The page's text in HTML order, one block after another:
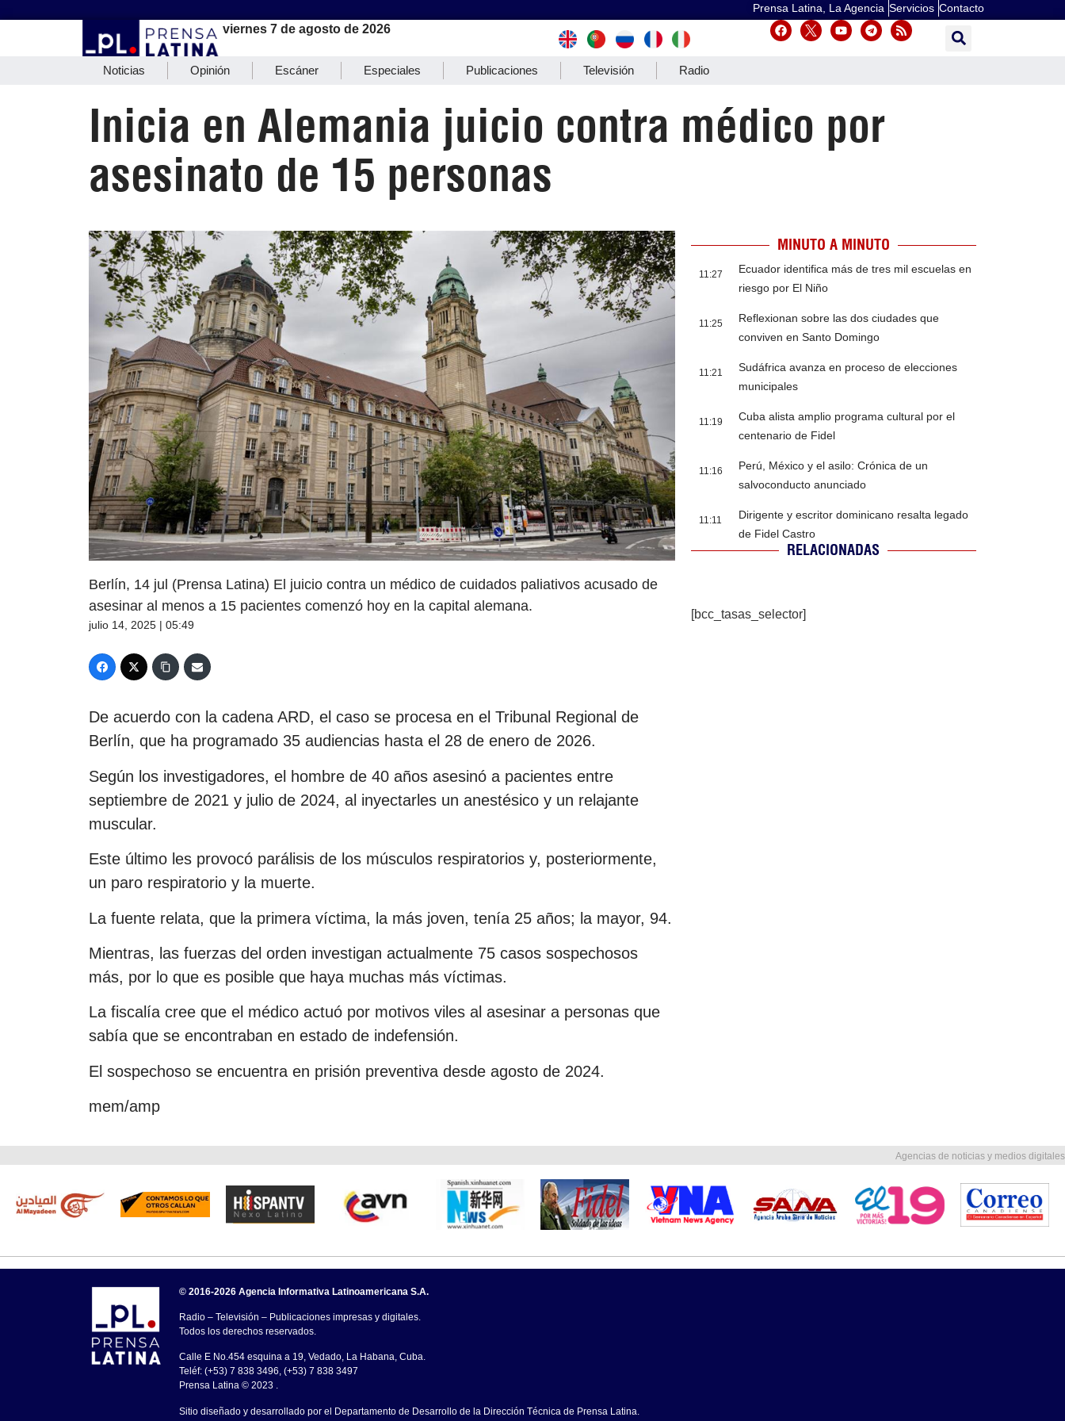
Prensa Latina, La Agencia Servicios Contacto
viernes 7 de agosto de 2026
Noticias Opinión Escáner Especiales Publicaciones Televisión Radio
Inicia en Alemania juicio contra médico por
asesinato de 15 personas
Berlín, 14 jul (Prensa Latina) El juicio contra un médico de cuidados paliativos acusado de
asesinar al menos a 15 pacientes comenzó hoy en la capital alemana.
julio 14, 2025 | 05:49
De acuerdo con la cadena ARD, el caso se procesa en el Tribunal Regional de
Berlín, que ha programado 35 audiencias hasta el 28 de enero de 2026.
Según los investigadores, el hombre de 40 años asesinó a pacientes entre
septiembre de 2021 y julio de 2024, al inyectarles un anestésico y un relajante
muscular.
Este último les provocó parálisis de los músculos respiratorios y, posteriormente,
un paro respiratorio y la muerte.
La fuente relata, que la primera víctima, la más joven, tenía 25 años; la mayor, 94.
Mientras, las fuerzas del orden investigan actualmente 75 casos sospechosos
más, por lo que es posible que haya muchas más víctimas.
La fiscalía cree que el médico actuó por motivos viles al asesinar a personas que
sabía que se encontraban en estado de indefensión.
El sospechoso se encuentra en prisión preventiva desde agosto de 2024.
mem/amp
MINUTO A MINUTO
11:27
Ecuador identifica más de tres mil escuelas en
riesgo por El Niño
11:25
Reflexionan sobre las dos ciudades que
conviven en Santo Domingo
11:21
Sudáfrica avanza en proceso de elecciones
municipales
11:19
Cuba alista amplio programa cultural por el
centenario de Fidel
11:16
Perú, México y el asilo: Crónica de un
salvoconducto anunciado
11:11
Dirigente y escritor dominicano resalta legado
de Fidel Castro
RELACIONADAS
[bcc_tasas_selector]
Agencias de noticias y medios digitales
© 2016-2026 Agencia Informativa Latinoamericana S.A.
Radio – Televisión – Publicaciones impresas y digitales.
Todos los derechos reservados.
Calle E No.454 esquina a 19, Vedado, La Habana, Cuba.
Teléf: (+53) 7 838 3496, (+53) 7 838 3497
Prensa Latina © 2023 .
Sitio diseñado y desarrollado por el Departamento de Desarrollo de la Dirección Técnica de Prensa Latina.